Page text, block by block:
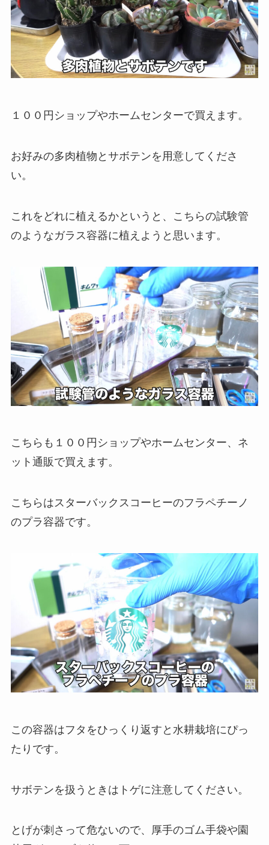
１００円ショップやホームセンターで買えます。
お好みの多肉植物とサボテンを用意してくださ
い。
これをどれに植えるかというと、こちらの試験管
のようなガラス容器に植えようと思います。
こちらも１００円ショップやホームセンター、ネ
ット通販で買えます。
こちらはスターバックスコーヒーのフラペチーノ
のプラ容器です。
この容器はフタをひっくり返すと水耕栽培にぴっ
たりです。
サボテンを扱うときはトゲに注意してください。
とげが刺さって危ないので、厚手のゴム手袋や園